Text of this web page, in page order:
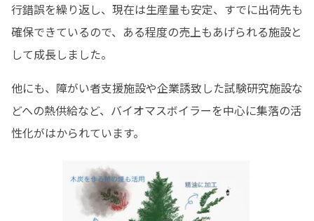
行錯誤を繰り返し、現在は生産量も安定、すでに出荷先も
確保できているので、ある程度の売上もあげられる施設と
して成長しました。
他にも、障がい者支援施設や企業誘致した試験研究施設な
どへの熱供給など、バイオマスボイラーを中心に集落の活
性化がはかられています。